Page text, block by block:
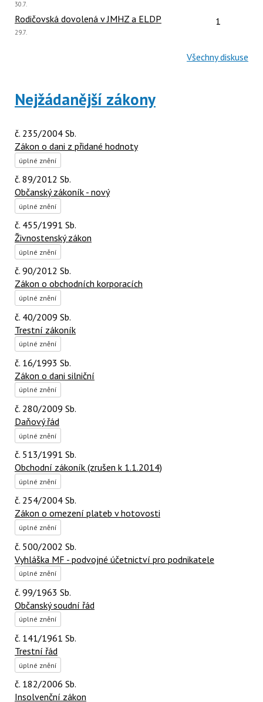
Poslední
30.7.
Rodičovská dovolená v JMHZ a ELDP Počet
1
Poslední
29.7.
Všechny diskuse
Nejžádanější zákony
č. 235/2004 Sb.
Zákon o dani z přidané hodnoty
úplné znění
č. 89/2012 Sb.
Občanský zákoník - nový
úplné znění
č. 455/1991 Sb.
Živnostenský zákon
úplné znění
č. 90/2012 Sb.
Zákon o obchodních korporacích
úplné znění
č. 40/2009 Sb.
Trestní zákoník
úplné znění
č. 16/1993 Sb.
Zákon o dani silniční
úplné znění
č. 280/2009 Sb.
Daňový řád
úplné znění
č. 513/1991 Sb.
Obchodní zákoník (zrušen k 1.1.2014)
úplné znění
č. 254/2004 Sb.
Zákon o omezení plateb v hotovosti
úplné znění
č. 500/2002 Sb.
Vyhláška MF - podvojné účetnictví pro podnikatele
úplné znění
č. 99/1963 Sb.
Občanský soudní řád
úplné znění
č. 141/1961 Sb.
Trestní řád
úplné znění
č. 182/2006 Sb.
Insolvenční zákon